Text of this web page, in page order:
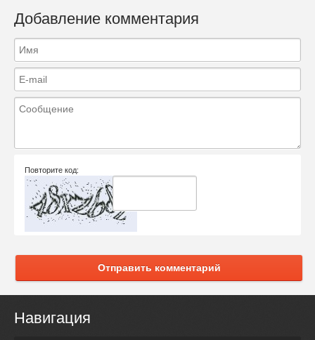
Добавление комментария
Повторите код:
Отправить комментарий
Навигация